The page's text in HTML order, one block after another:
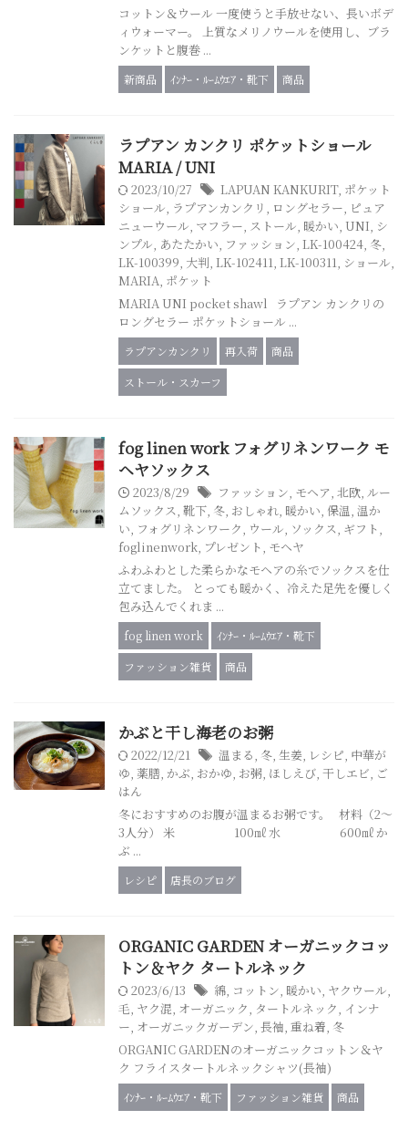
コットン＆ウール 一度使うと手放せない、長いボデ
ィウォーマー。 上質なメリノウールを使用し、ブラ
ンケットと腹巻 ...
新商品 ｲﾝﾅｰ・ﾙｰﾑｳｴｱ・靴下 商品
ラプアン カンクリ ポケットショール
MARIA / UNI
2023/10/27 LAPUAN KANKURIT, ポケット
ショール, ラプアンカンクリ , ロングセラー, ピュア
ニューウール, マフラー, ストール, 暖かい, UNI, シ
ンプル, あたたかい, ファッション, LK-100424, 冬,
LK-100399, 大判, LK-102411, LK-100311, ショール,
MARIA, ポケット
MARIA UNI pocket shawl ラプアン カンクリの
ロングセラー ポケットショール ...
ラプアンカンクリ 再入荷
商品
ストール・スカーフ
fog linen work フォグリネンワーク モ
ヘヤソックス
2023/8/29 ファッション, モヘア, 北欧, ルー
ムソックス, 靴下, 冬, おしゃれ, 暖かい, 保温, 温か
い, フォグリネンワーク, ウール, ソックス, ギフト,
foglinenwork, プレゼント, モヘヤ
ふわふわとした柔らかなモヘアの糸でソックスを仕
立てました。 とっても暖かく、冷えた足先を優しく
包み込んでくれま ...
fog linen work
ｲﾝﾅｰ・ﾙｰﾑｳｴｱ・靴下
ファッション雑貨
商品
かぶと干し海老のお粥
2022/12/21 温まる, 冬, 生姜, レシピ, 中華が
ゆ, 薬膳, かぶ, おかゆ, お粥, ほしえび, 干しエビ, ご
はん
冬におすすめのお腹が温まるお粥です。 材料（2～
3人分） 米 100㎖ 水 600㎖ か
ぶ ...
レシピ 店長のブログ
ORGANIC GARDEN オーガニックコッ
トン＆ヤク タートルネック
2023/6/13 綿, コットン, 暖かい, ヤクウール,
毛, ヤク混, オーガニック, タートルネック, インナ
ー, オーガニックガーデン, 長袖, 重ね着, 冬
ORGANIC GARDENのオーガニックコットン＆ヤ
ク フライスタートルネックシャツ(長袖)
ｲﾝﾅｰ・ﾙｰﾑｳｴｱ・靴下 ファッション雑貨 商品